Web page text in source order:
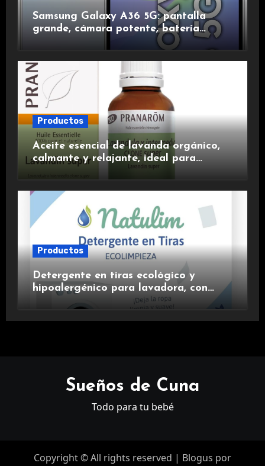
Samsung Galaxy A36 5G: pantalla
grande, cámara potente, batería
duradera y carga rápida para una
experiencia premium.
Productos
Aceite esencial de lavanda orgánico,
calmante y relajante, ideal para
Productos
Detergente en tiras ecológico y
hipoalergénico para lavadora, con
suavizante incluido y fragancia de
lavanda.
Sueños de Cuna
Todo para tu bebé
Copyright © All rights reserved | Blogus por